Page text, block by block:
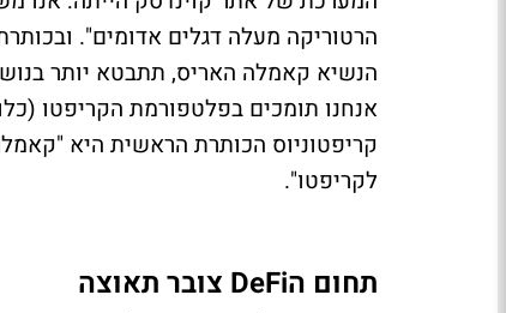
הרטוריקה מעלה דגלים אדומים".
הנשיא קאמלה האריס, תתבטא יותר
אנחנו תומכים בפלטפורמת הקריפטו
קריפטוניוס הכותרת הראשית היא
לקריפטו".
תחום הDeFi צובר תאוצה